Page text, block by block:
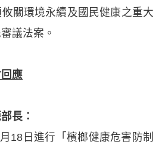
關環境永續及國民健康之重大
議法案。
應
長：
18日進行「檳榔健康危害防制